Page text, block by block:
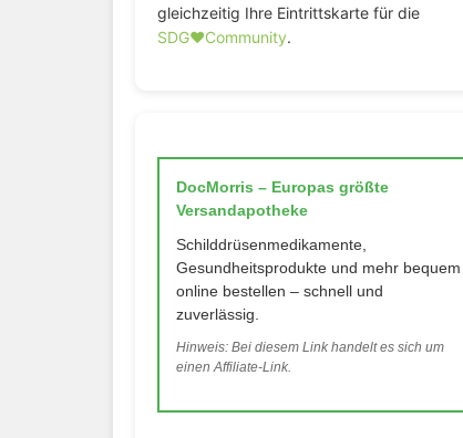
gleichzeitig Ihre Eintrittskarte für die
SDG♥️Community.
DocMorris – Europas größte
Versandapotheke
Schilddrüsenmedikamente,
Gesundheitsprodukte und mehr bequem
online bestellen – schnell und
zuverlässig.
Hinweis: Bei diesem Link handelt es sich um
einen Affiliate-Link.